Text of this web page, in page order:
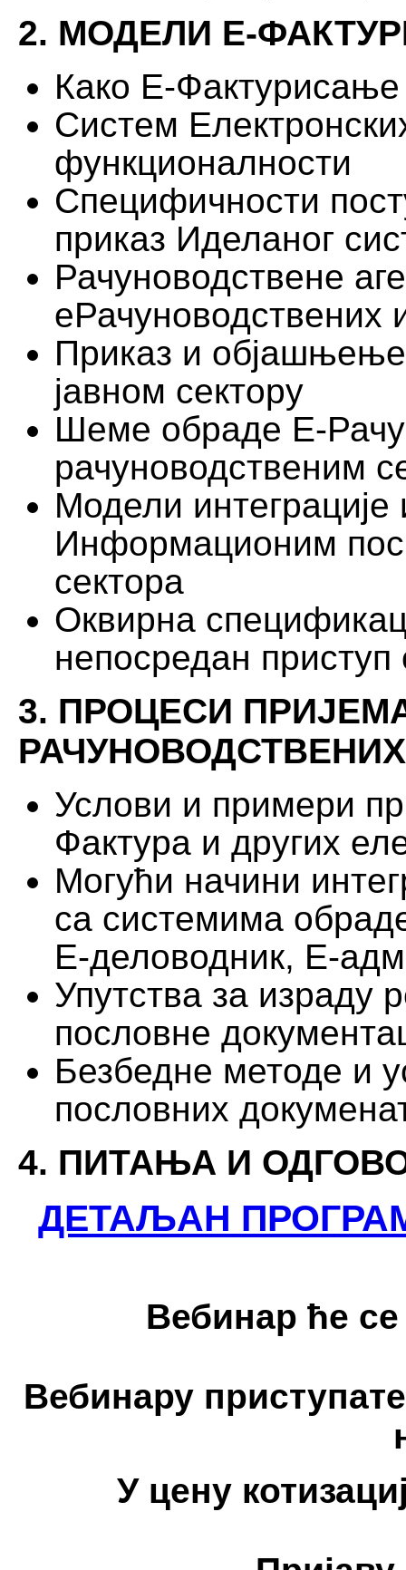
2. МОДЕЛИ Е-
Како Е-
Систем
функционалности
Специфичности
приказ Иделаног
Рачуноводствене
еРачуноводствених
Приказ и
јавном сектору
Шеме обраде Е-
рачуноводственим
Модели
Информационим
сектора
Оквирна
непосредан
3. ПРОЦЕСИ
Услови и примери
Фактура и других
Могући начини
са системима
Е-деловодник, Е-
Упутства за израду
пословне
Безбедне методе и
пословних
4. ПИТАЊА И
ДЕТАЉАН
Вебинар ће
Вебинару
У цену